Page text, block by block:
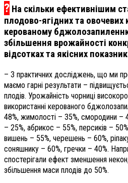
? На скільки ефективнішим
плодово-ягідних та овочевих
керованому
збільшення врожайності
відсотках та якісних
– З практичних досліджень, що ми
маємо гарні результати –
плодів. Урожайність чорниці
використанні керованого
48%, жимолості – 35%, смородини –
– 25%, абрикос – 55%, персиків –
вишень – 55%, черешень – 60%,
соняшнику – 60%, гречки – 40%.
спостерігали ефект зменшення
збільшення маси плодів до 50%.